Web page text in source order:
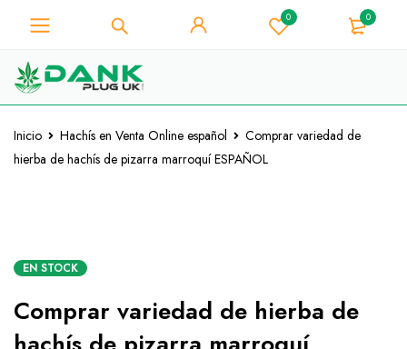
0 0
Inicio Hachís en Venta Online español
Comprar variedad de
hierba de hachís de pizarra marroquí ESPAÑOL
EN STOCK
Comprar variedad de hierba de
Para los amantes de la hierba -
Obtenga un descuento
compra - Código de cupón
"WELCOME10"